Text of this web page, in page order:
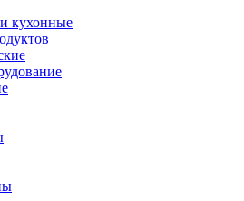
кухонные